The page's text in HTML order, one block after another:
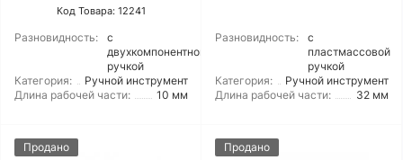
Код Товара: 12241
Разновидность:
с
двухкомпонентной
ручкой
Категория:
Ручной инструмент
Длина рабочей части:
10 мм
Разновидность:
с
пластмассовой
ручкой
Категория:
Ручной инструмент
Длина рабочей части:
32 мм
Продано Продано